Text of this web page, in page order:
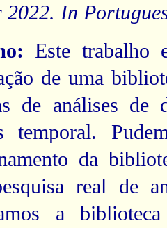
2022. In
Este trabalho
de uma
de análises de
temporal.
da
real de
a